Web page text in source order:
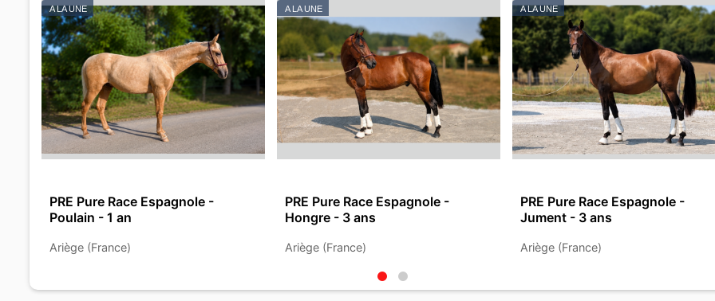
A LA UNE
PRE Pure Race Espagnole -
Poulain - 1 an
Ariège (France)
A LA UNE
PRE Pure Race Espagnole -
Hongre - 3 ans
Ariège (France)
A LA UNE
PRE Pure Race Espagnole -
Jument - 3 ans
Ariège (France)